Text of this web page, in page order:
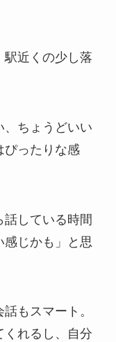
駅近くの少し落
、ちょうどいい
ぴったりな感
話している時間
感じかも」と思
もスマート。
くれるし、自分